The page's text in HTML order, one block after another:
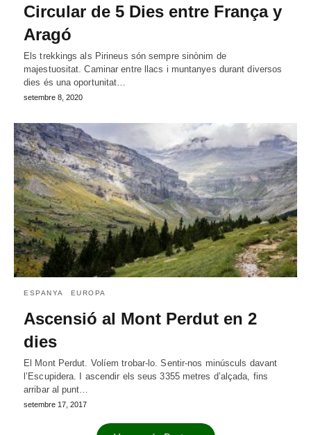
Circular de 5 Dies entre França y
Aragó
Els trekkings als Pirineus són sempre sinònim de
majestuositat. Caminar entre llacs i muntanyes durant diversos
dies és una oportunitat…
setembre 8, 2020
ESPANYA EUROPA
Ascensió al Mont Perdut en 2
dies
El Mont Perdut. Volíem trobar-lo. Sentir-nos minúsculs davant
l’Escupidera. I ascendir els seus 3355 metres d’alçada, fins
arribar al punt…
setembre 17, 2017